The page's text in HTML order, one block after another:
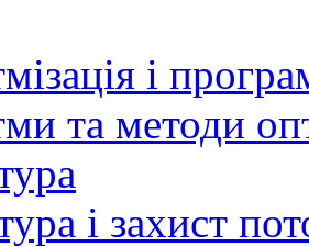
і
та методи
і захист